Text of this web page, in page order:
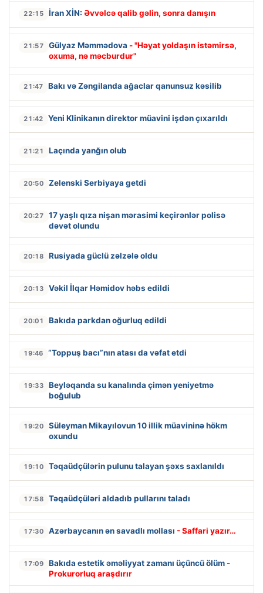
22:15 İran XİN: Əvvəlcə qalib gəlin, sonra danışın
21:57 Gülyaz Məmmədova - "Həyat yoldaşın istəmirsə,
oxuma, nə məcburdur"
21:47 Bakı və Zəngilanda ağaclar qanunsuz kəsilib
21:42 Yeni Klinikanın direktor müavini işdən çıxarıldı
21:21 Laçında yanğın olub
20:50 Zelenski Serbiyaya getdi
20:27
17 yaşlı qıza nişan mərasimi keçirənlər polisə
dəvət olundu
20:18 Rusiyada güclü zəlzələ oldu
20:13 Vəkil İlqar Həmidov həbs edildi
20:01 Bakıda parkdan oğurluq edildi
19:46 “Toppuş bacı”nın atası da vəfat etdi
19:33
Beyləqanda su kanalında çimən yeniyetmə
boğulub
19:20
Süleyman Mikayılovun 10 illik müavininə hökm
oxundu
19:10 Təqaüdçülərin pulunu talayan şəxs saxlanıldı
17:58 Təqaüdçüləri aldadıb pullarını taladı
17:30 Azərbaycanın ən savadlı mollası - Saffari yazır…
17:09 Bakıda estetik əməliyyat zamanı üçüncü ölüm -
Prokurorluq araşdırır